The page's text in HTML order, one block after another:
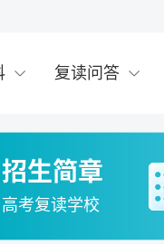
复读问答
招生简章
高考复读学校